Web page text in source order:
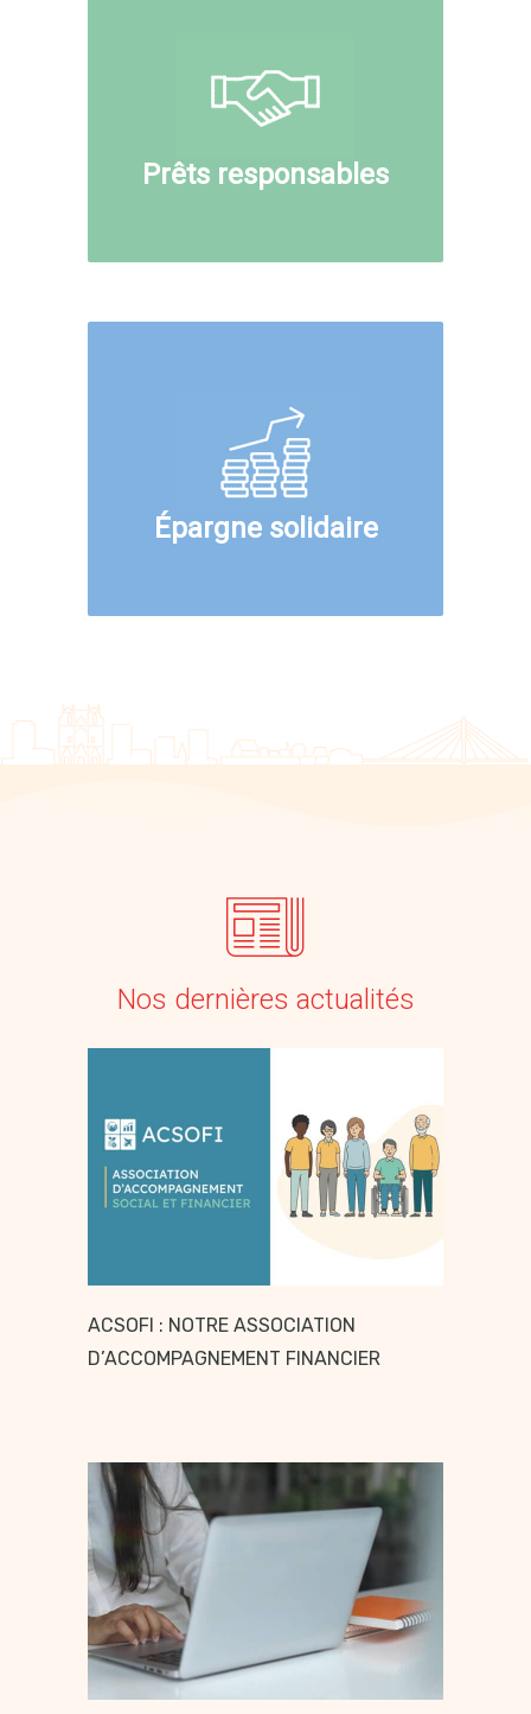
Prêts responsables
Épargne solidaire
Nos dernières actualités
ACSOFI : NOTRE ASSOCIATION
D’ACCOMPAGNEMENT FINANCIER